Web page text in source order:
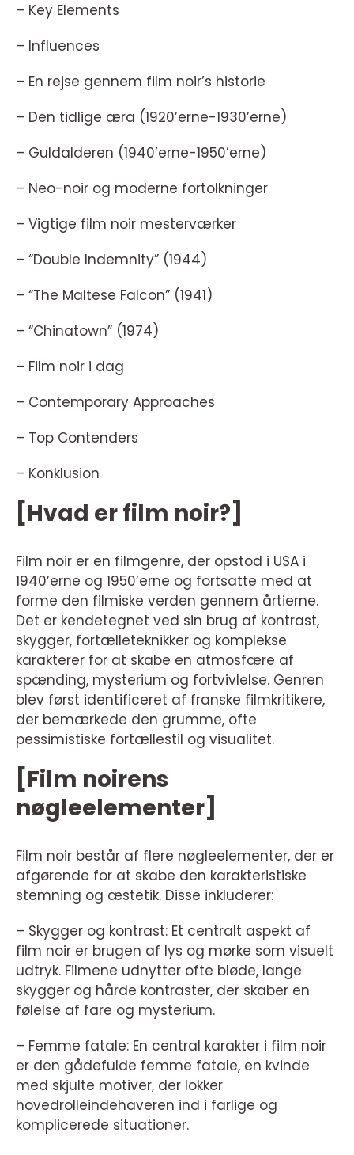
– Key Elements
– Influences
– En rejse gennem film noir’s historie
– Den tidlige æra (1920’erne-1930’erne)
– Guldalderen (1940’erne-1950’erne)
– Neo-noir og moderne fortolkninger
– Vigtige film noir mesterværker
– “Double Indemnity” (1944)
– “The Maltese Falcon” (1941)
– “Chinatown” (1974)
– Film noir i dag
– Contemporary Approaches
– Top Contenders
– Konklusion
[Hvad er film noir?]
Film noir er en filmgenre, der opstod i USA i
1940’erne og 1950’erne og fortsatte med at
forme den filmiske verden gennem årtierne.
Det er kendetegnet ved sin brug af kontrast,
skygger, fortælleteknikker og komplekse
karakterer for at skabe en atmosfære af
spænding, mysterium og fortvivlelse. Genren
blev først identificeret af franske filmkritikere,
der bemærkede den grumme, ofte
pessimistiske fortællestil og visualitet.
[Film noirens
nøgleelementer]
Film noir består af flere nøgleelementer, der er
afgørende for at skabe den karakteristiske
stemning og æstetik. Disse inkluderer:
– Skygger og kontrast: Et centralt aspekt af
film noir er brugen af lys og mørke som visuelt
udtryk. Filmene udnytter ofte bløde, lange
skygger og hårde kontraster, der skaber en
følelse af fare og mysterium.
– Femme fatale: En central karakter i film noir
er den gådefulde femme fatale, en kvinde
med skjulte motiver, der lokker
hovedrolleindehaveren ind i farlige og
komplicerede situationer.